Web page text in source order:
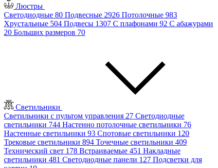
Люстры
Светодиодные 80 Подвесные 2926 Потолочные 983
Хрустальные 504 Подвесы 1307 С плафонами 92 С абажурами
20 Больших размеров 70
Светильники
Светильники с пультом управления 27 Светодиодные
светильники 744 Настенно потолочные светильники 76
Настенные светильники 93 Спотовые светильники 120
Трековые светильники 894 Точечные светильники 409
Технический свет 178 Встраиваемые 451 Накладные
светильники 481 Светодиодные панели 127 Подсветки для